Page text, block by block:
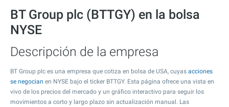
BT Group plc (BTTGY) en la bolsa
NYSE
Descripción de la empresa
BT Group plc es una empresa que cotiza en bolsa de USA, cuyas acciones
se negocian en NYSE bajo el ticker BTTGY. Esta página ofrece una vista en
vivo de los precios del mercado y un gráfico interactivo para seguir los
movimientos a corto y largo plazo sin actualización manual. Las